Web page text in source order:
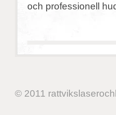
och professionell
© 2011